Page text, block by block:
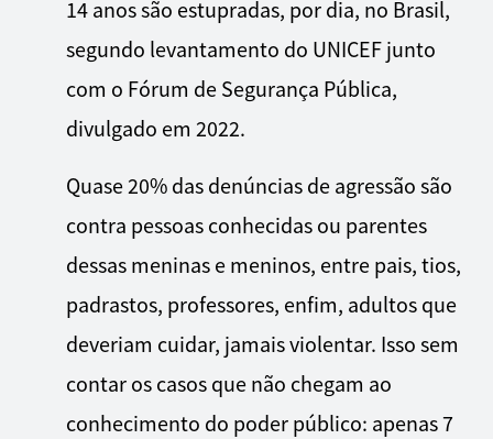
14 anos são estupradas, por dia, no Brasil,
segundo levantamento do UNICEF junto
com o Fórum de Segurança Pública,
divulgado em 2022.
Quase 20% das denúncias de agressão são
contra pessoas conhecidas ou parentes
dessas meninas e meninos, entre pais, tios,
padrastos, professores, enfim, adultos que
deveriam cuidar, jamais violentar. Isso sem
contar os casos que não chegam ao
conhecimento do poder público: apenas 7